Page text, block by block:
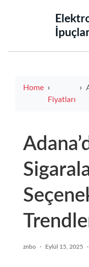
Home
Fiyatları
znbo · Eylül 15, 2025 ·